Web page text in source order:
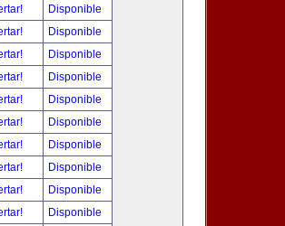
Disponible
Disponible
Disponible
Disponible
Disponible
Disponible
Disponible
Disponible
Disponible
Disponible